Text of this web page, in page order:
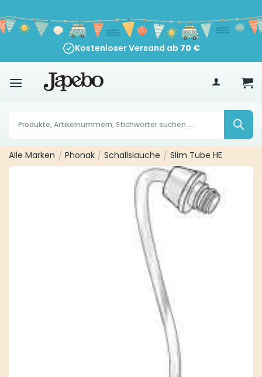
Inhalt
springen
Kostenloser Versand ab 70 €
Products
search
Alle Marken / Phonak / Schallsläuche / Slim Tube HE